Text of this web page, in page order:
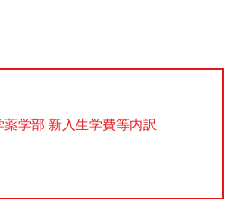
学部 新入生学費等内訳